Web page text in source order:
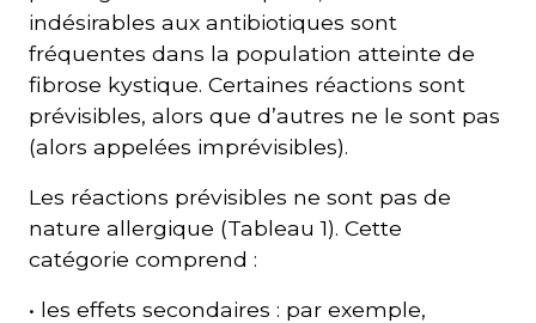
indésirables aux antibiotiques sont
fréquentes dans la population atteinte de
fibrose kystique. Certaines réactions sont
prévisibles, alors que d’autres ne le sont pas
(alors appelées imprévisibles).
Les réactions prévisibles ne sont pas de
nature allergique (Tableau 1). Cette
catégorie comprend :
• les effets secondaires : par exemple,